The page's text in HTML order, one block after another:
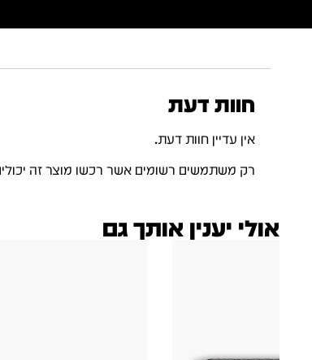
חוות דעת
אין עדיין חוות דעת.
רק משתמשים רשומים אשר רכשו מוצר זה
אולי יענין אותך גם